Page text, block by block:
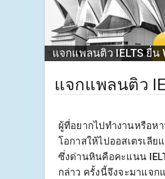
แจกแพลนติว IELTS ยื่น
แจกแพลนติว
ผู้ที่อยากไปทำงานหรือห
โอกาสให้ไปออสเตรเลี
ซึ่งด่านหินคือคะแนน
กล่าว ครั้งนี้จึงจะมาแจก